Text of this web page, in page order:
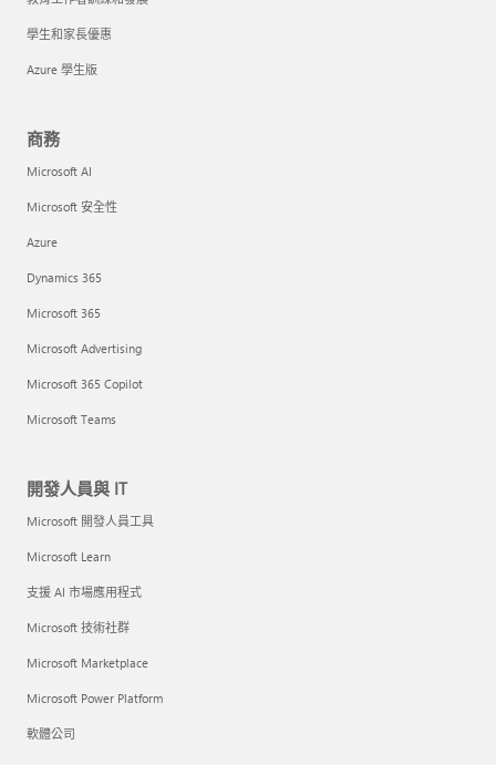
學生和家長優惠
Azure 學生版
商務
Microsoft AI
Microsoft 安全性
Azure
Dynamics 365
Microsoft 365
Microsoft Advertising
Microsoft 365 Copilot
Microsoft Teams
開發人員與 IT
Microsoft 開發人員工具
Microsoft Learn
支援 AI 市場應用程式
Microsoft 技術社群
Microsoft Marketplace
Microsoft Power Platform
軟體公司